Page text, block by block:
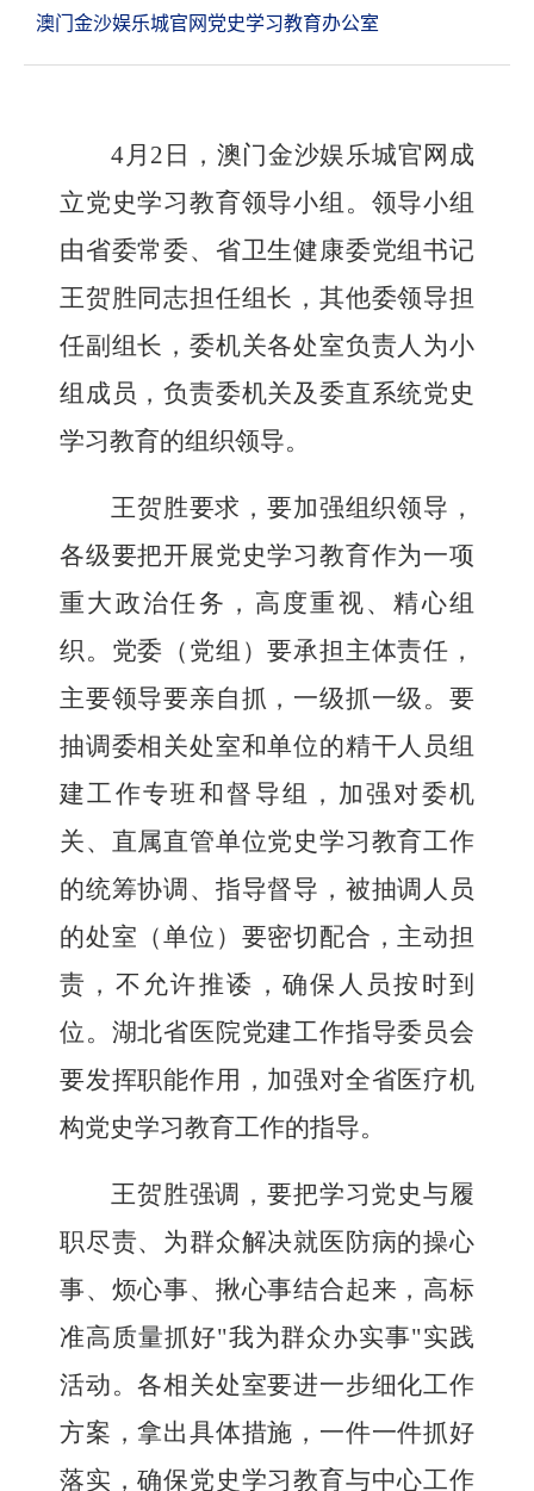
澳门金沙娱乐城官网党史学习教育办公室
4月 2 日，澳门金沙娱乐城官网 成
立党史学习教育领导小组。领导小组
由省委常委、省卫生健康委党组书记
王贺胜同志担任组长， 其他委领导担
任副组长，委机关各处室负责人为小
组成员 ，负责委机关及委直系统党史
学习教育的组织领导。
王贺胜要求，要加强组织领导，
各级要把开展党史学习教育作为一项
重大政治任务，高度重视、精心组
织。党委（党组）要承担主体责任，
主要领导要亲自抓，一级抓一级。要
抽调委相关处室和单位的精干人员组
建工作专班和督导组，加强对委机
关、直属直管单位党史学习教育工作
的统筹协调、指导督导，被抽调人员
的处室（单位）要密切配合，主动担
责，不允许推诿，确保人员按时到
位。湖北省医院党建工作指导委员会
要发挥职能作用，加强对全省医疗机
构党史学习教育工作的指导。
王贺胜强调，要把学习党史与履
职尽责、为群众解决就医防病的操心
事、烦心事、揪心事结合起来，高标
准高质量抓好"我为群众办实事"实践
活动。各相关处室要进一步细化工作
方案，拿出具体措施，一件一件抓好
落实，确保党史学习教育与中心工作